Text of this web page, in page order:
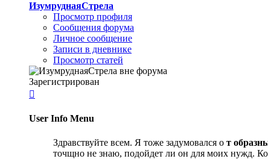
ИзумруднаяСтрела
Просмотр профиля
Сообщения форума
Личное сообщение
Записи в дневнике
Просмотр статей
Зарегистрирован

User Info Menu
Здравствуйте всем. Я тоже задумовался о т
точщно не знаю, подойдет ли он для моих нужд.